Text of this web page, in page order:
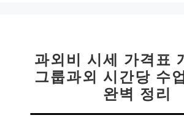
과외비 시세 가격표
그룹과외 시간당 수
완벽 정리